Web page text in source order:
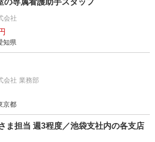
の専属看護助手スタッフ
会社
知県
会社 業務部
京都
ま担当 週3程度／池袋支社内の各支店